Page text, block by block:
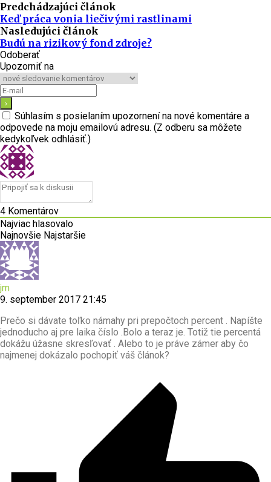
Predchádzajúci článok
Keď práca vonia liečivými rastlinami
Nasledujúci článok
Budú na rizikový fond zdroje?
Odoberať
Upozorniť na
Súhlasím s posielaním upozornení na nové komentáre a
odpovede na moju emailovú adresu. (Z odberu sa môžete
kedykoľvek odhlásiť.)
4 Komentárov
Najviac hlasovalo
Najnovšie Najstaršie
jm
9. september 2017 21:45
Prečo si dávate toľko námahy pri prepočtoch percent . Napíšte
jednoducho aj pre laika číslo .Bolo a teraz je. Totiž tie percentá
dokážu úžasne skresľovať . Alebo to je práve zámer aby čo
najmenej dokázalo pochopiť váš článok?